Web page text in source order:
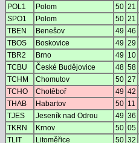
POL1
Polom 50 21
SPO1
Polom 50 21
TBEN
Benešov 49 46
TBOS
Boskovice 49 29
TBR2
Brno 49 10
TCBU
České Budějovice 48 58
TCHM
Chomutov 50 27
TCHO
Chotěboř 49 42
THAB
Habartov 50 11
TJES
Jeseník nad Odrou 49 36
TKRN
Krnov 50 05
TLIT
Litoměřice 50 32